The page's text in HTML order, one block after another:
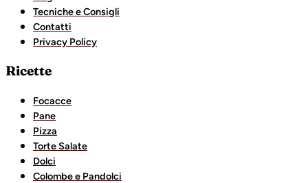
Tecniche e Consigli
Contatti
Privacy Policy
Ricette
Focacce
Pane
Pizza
Torte Salate
Dolci
Colombe e Pandolci